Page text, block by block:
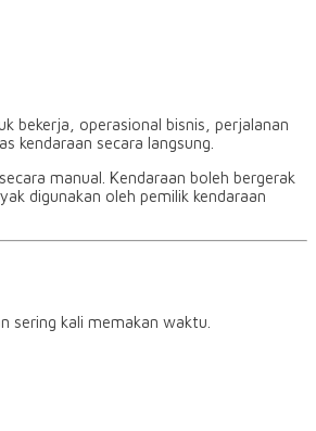
bekerja, operasional bisnis, perjalanan
kendaraan secara langsung.
manual. Kendaraan boleh bergerak
digunakan oleh pemilik kendaraan
sering kali memakan waktu.